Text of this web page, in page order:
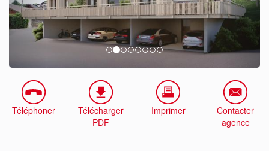
Téléphoner
Télécharger
PDF
Imprimer
Contacter
agence